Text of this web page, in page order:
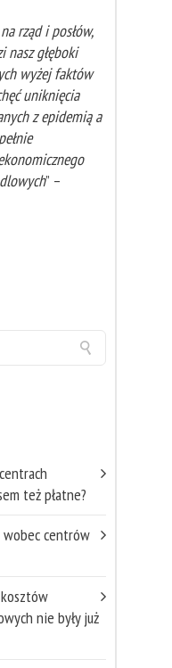
rząd i posłów,
nasz głęboki
wyżej faktów
uniknięcia
z epidemią a
” –
też płatne?
wobec centrów
nie były już